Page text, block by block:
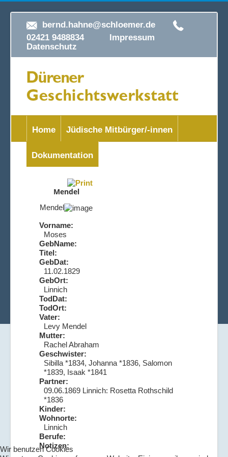
bernd.hahne@schloemer.de
02421 9488834 Impressum
Datenschutz
Home Jüdische Mitbürger/-innen
Dokumentation
Mendel
Mendel
Vorname:
Moses
GebName:
Titel:
GebDat:
11.02.1829
GebOrt:
Linnich
TodDat:
TodOrt:
Vater:
Levy Mendel
Mutter:
Rachel Abraham
Geschwister:
Sibilla *1834, Johanna *1836, Salomon
*1839, Isaak *1841
Partner:
09.06.1869 Linnich: Rosetta Rothschild
*1836
Kinder:
Wohnorte:
Linnich
Berufe:
Notizen:
Wir benutzen Cookies